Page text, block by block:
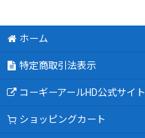
ホーム
特定商取引法表示
コーギーアールHD公式サイト
ショッピングカート